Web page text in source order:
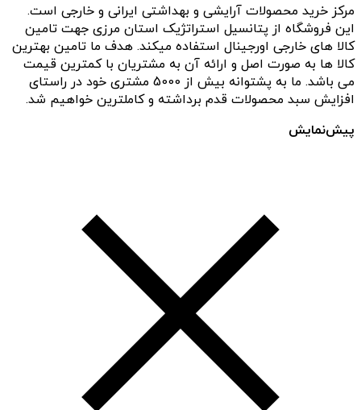
مرکز خرید محصولات آرایشی و بهداشتی ایرانی و خارجی است.
این فروشگاه از پتانسیل استراتژیک استان مرزی جهت تامین
کالا های خارجی اورجینال استفاده میکند. هدف ما تامین بهترین
کالا ها به صورت اصل و ارائه آن به مشتریان با کمترین قیمت
می باشد. ما به پشتوانه بیش از 5000 مشتری خود در راستای
افزایش سبد محصولات قدم برداشته و کاملترین خواهیم شد.
پیش‌نمایش